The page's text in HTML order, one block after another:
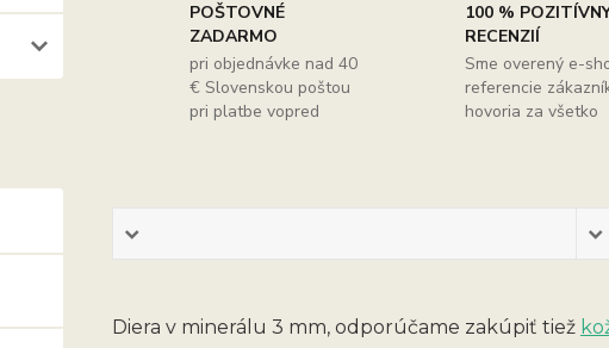
POŠTOVNÉ
ZADARMO
pri objednávke nad 40
€ Slovenskou poštou
pri platbe vopred
100 %
RECENZIÍ
Sme overený e-
referencie
hovoria za všetko
Diera v minerálu 3 mm, odporúčame zakúpiť tiež